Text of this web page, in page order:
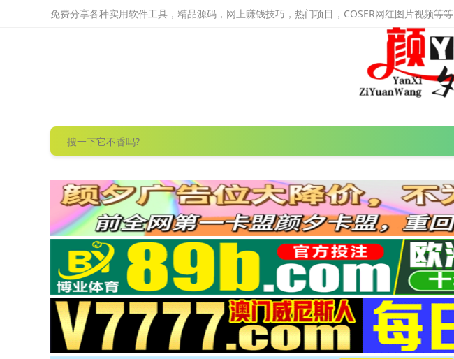
免费分享各种实用软件工具，精品源码，网上赚钱技巧，热门项目，COSER网红图片视频等等